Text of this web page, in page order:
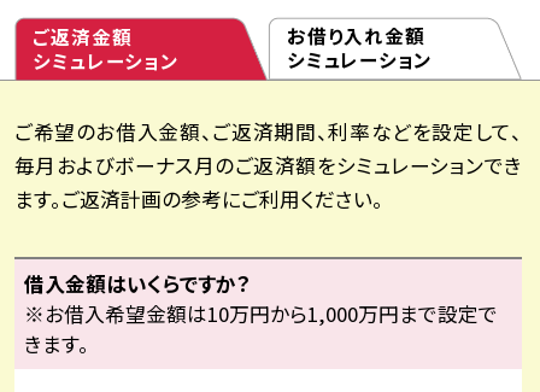
ご返済金額
シミュレーション
お借り入れ金額
シミュレーション
ご希望のお借入金額、ご返済期間、利率などを設定して、
毎月およびボーナス月のご返済額をシミュレーションでき
ます。ご返済計画の参考にご利用ください。
借入金額はいくらですか？
※お借入希望金額は10万円から1,000万円まで設定で
きます。